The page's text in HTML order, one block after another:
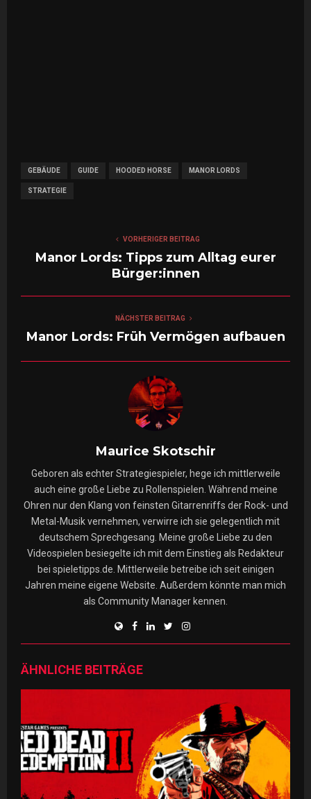
GEBÄUDE GUIDE HOODED HORSE MANOR LORDS
STRATEGIE
VORHERIGER BEITRAG
Manor Lords: Tipps zum Alltag eurer
Bürger:innen
NÄCHSTER BEITRAG
Manor Lords: Früh Vermögen aufbauen
Maurice Skotschir
Geboren als echter Strategiespieler, hege ich mittlerweile
auch eine große Liebe zu Rollenspielen. Während meine
Ohren nur den Klang von feinsten Gitarrenriffs der Rock- und
Metal-Musik vernehmen, verwirre ich sie gelegentlich mit
deutschem Sprechgesang. Meine große Liebe zu den
Videospielen besiegelte ich mit dem Einstieg als Redakteur
bei spieletipps.de. Mittlerweile betreibe ich seit einigen
Jahren meine eigene Website. Außerdem könnte man mich
als Community Manager kennen.
ÄHNLICHE BEITRÄGE